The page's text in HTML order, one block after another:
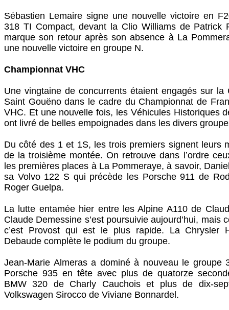
Sébastien Lemaire signe une nouvelle victoire en
318 TI Compact, devant la Clio Williams de Patrick
marque son retour après son absence à La
une nouvelle victoire en groupe N.
Championnat VHC
Une vingtaine de concurrents étaient engagés sur la
Saint Gouëno dans le cadre du Championnat de
VHC. Et une nouvelle fois, les Véhicules Historiques
ont livré de belles empoignades dans les divers
Du côté des 1 et 1S, les trois premiers signent leurs
de la troisième montée. On retrouve dans l’ordre
les premières places à La Pommeraye, à savoir,
sa Volvo 122 S qui précède les Porsche 911 de
Roger Guelpa.
La lutte entamée hier entre les Alpine A110 de
Claude Demessine s’est poursuivie aujourd’hui, mais
c’est Provost qui est le plus rapide. La Chrysler
Debaude complète le podium du groupe.
Jean-Marie Almeras a dominé à nouveau le groupe
Porsche 935 en tête avec plus de quatorze
BMW 320 de Charly Cauchois et plus de dix-
Volkswagen Sirocco de Viviane Bonnardel.